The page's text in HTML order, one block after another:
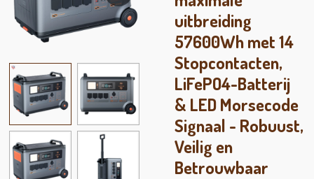
uitbreiding
57600Wh met 14
Stopcontacten,
LiFePO4-Batterij
& LED Morsecode
Signaal - Robuust,
Veilig en
Betrouwbaar